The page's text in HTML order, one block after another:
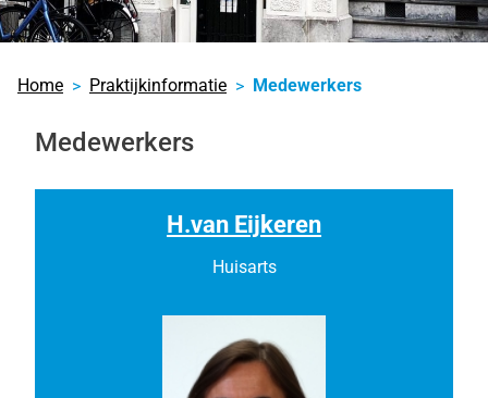
Home Praktijkinformatie Medewerkers
Medewerkers
H.van Eijkeren
Huisarts